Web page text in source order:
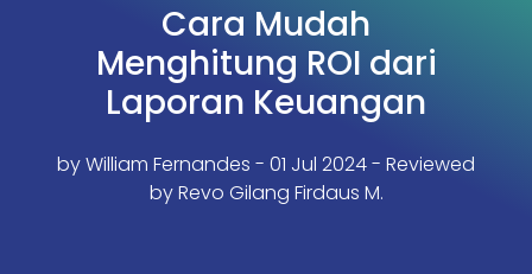
Cara Mudah
Menghitung ROI dari
Laporan Keuangan
byWilliam Fernandes - 01 Jul 2024 - Reviewed
by Revo Gilang Firdaus M.